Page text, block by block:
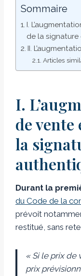
Sommaire
I.
de la signature
II.
Articles
I.
de vente
la
Durant la
du Code de la
prévoit
restitué, sans
« Si le prix de
prix